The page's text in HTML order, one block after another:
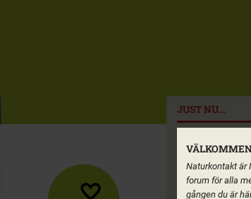
JUST NU…
Naturkontakt är
forum för alla
gången du är